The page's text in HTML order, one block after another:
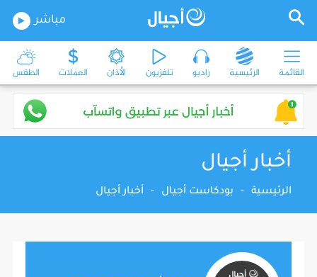
مباشر
القائمة الرئيسية راديو تلفزيون الأذان العملات الطقس
أخبار أجيال
الرئيسية - بودكاست أجيال - أخبار أجيال